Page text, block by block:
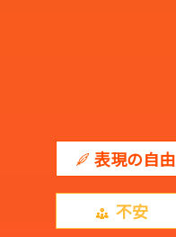
表現の自由
不安